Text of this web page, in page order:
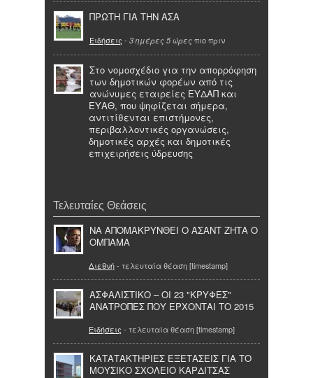
ΠΡΩΤΗ ΓΙΑ ΤΗΝ ΑΣΑ
Ειδήσεις - 3 ημέρες 5 ώρες πιο πριν
Στο νομοσχέδιο για την απορρόφηση
των δημοτικών φορέων από τις
ανώνυμες εταιρείες ΕΥΔΑΠ και
ΕΥΑΘ, που ψηφίζεται σήμερα,
αντιτίθενται επιστήμονες,
περιβαλλοντικές οργανώσεις,
δημοτικές αρχές και δημοτικές
επιχειρήσεις ύδρευσης
Τελευταίες Θεάσεις
ΝΑ ΑΠΟΜΑΚΡΥΝΘΕΙ Ο ΑΣΑΝΤ ΖΗΤΑ Ο
ΟΜΠΑΜΑ
Διεθνή- τελευταία θέαση [timestamp]
ΑΣΦΑΛΙΣΤΙΚΟ – ΟΙ 23 "ΚΡΥΦΕΣ"
ΑΝΑΤΡΟΠΕΣ ΠΟΥ ΕΡΧΟΝΤΑΙ ΤΟ 2015
Ειδήσεις - τελευταία θέαση [timestamp]
ΚΑΤΑΤΑΚΤΗΡΙΕΣ ΕΞΕΤΑΣΕΙΣ ΓΙΑ ΤΟ
ΜΟΥΣΙΚΟ ΣΧΟΛΕΙΟ ΚΑΡΔΙΤΣΑΣ